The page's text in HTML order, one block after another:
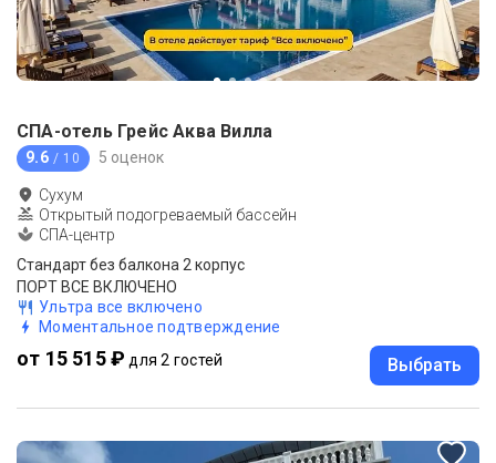
СПА-отель Грейс Аква Вилла
9.6 / 10 5 оценок
Сухум
Открытый подогреваемый бассейн
СПА-центр
Стандарт без балкона 2 корпус
ПОРТ ВСЕ ВКЛЮЧЕНО
Ультра все включено
Моментальное подтверждение
от 15 515 ₽ для 2 гостей Выбрать